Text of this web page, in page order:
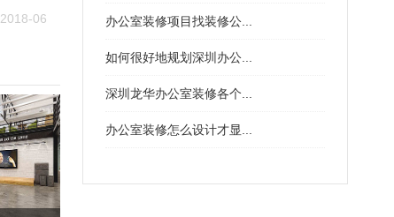
2018-06 办公室装修项目找装修公...
如何很好地规划深圳办公...
深圳龙华办公室装修各个...
办公室装修怎么设计才显...